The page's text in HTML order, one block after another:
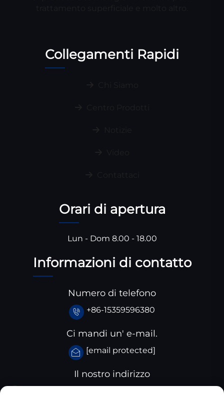
Collegamenti Rapidi
Orari di apertura
Lun - Dom 8.00 - 18.00
Informazioni di contatto
Numero di telefono
+86-15359596380
Ci mandi un' e-mail.
[email protected]
Il nostro indirizzo